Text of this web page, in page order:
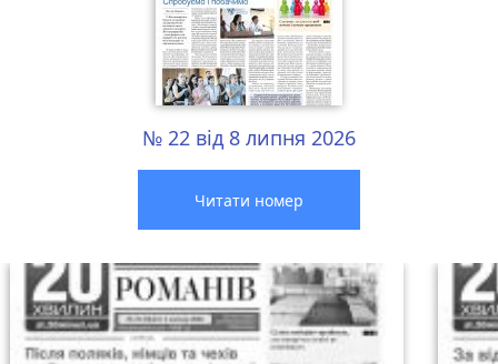
№ 22 від 8 липня 2026
Читати номер